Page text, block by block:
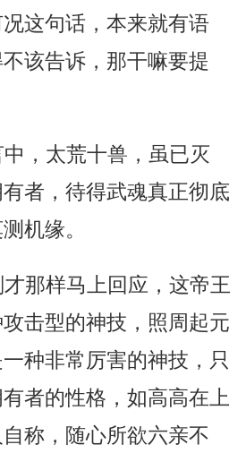
这句话，本来就有语
该告诉，那干嘛要提
，太荒十兽，虽已灭
者，待得武魂真正彻底
机缘。
那样马上回应，这帝王
击型的神技，照周起元
种非常厉害的神技，只
者的性格，如高高在上
称，随心所欲六亲不